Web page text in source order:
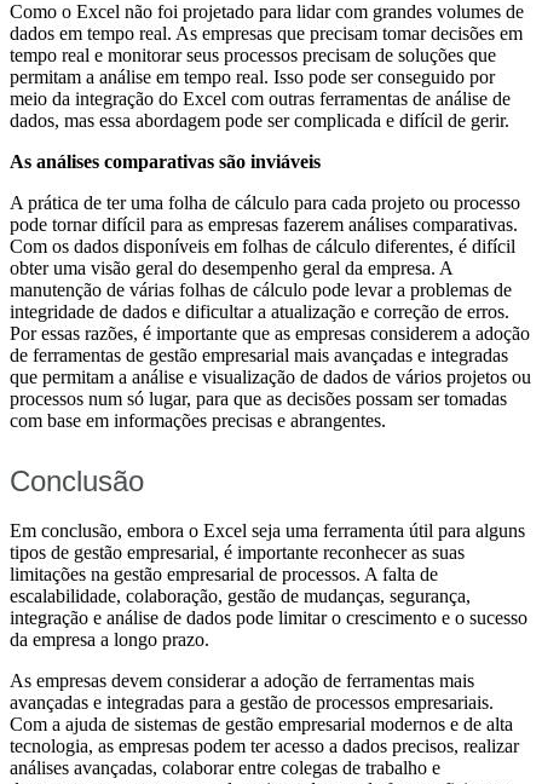
Como o Excel não foi projetado para lidar com grandes volumes de
dados em tempo real. As empresas que precisam tomar decisões em
tempo real e monitorar seus processos precisam de soluções que
permitam a análise em tempo real. Isso pode ser conseguido por
meio da integração do Excel com outras ferramentas de análise de
dados, mas essa abordagem pode ser complicada e difícil de gerir.
As análises comparativas são inviáveis
A prática de ter uma folha de cálculo para cada projeto ou processo
pode tornar difícil para as empresas fazerem análises comparativas.
Com os dados disponíveis em folhas de cálculo diferentes, é difícil
obter uma visão geral do desempenho geral da empresa. A
manutenção de várias folhas de cálculo pode levar a problemas de
integridade de dados e dificultar a atualização e correção de erros.
Por essas razões, é importante que as empresas considerem a adoção
de ferramentas de gestão empresarial mais avançadas e integradas
que permitam a análise e visualização de dados de vários projetos ou
processos num só lugar, para que as decisões possam ser tomadas
com base em informações precisas e abrangentes.
Conclusão
Em conclusão, embora o Excel seja uma ferramenta útil para alguns
tipos de gestão empresarial, é importante reconhecer as suas
limitações na gestão empresarial de processos. A falta de
escalabilidade, colaboração, gestão de mudanças, segurança,
integração e análise de dados pode limitar o crescimento e o sucesso
da empresa a longo prazo.
As empresas devem considerar a adoção de ferramentas mais
avançadas e integradas para a gestão de processos empresariais.
Com a ajuda de sistemas de gestão empresarial modernos e de alta
tecnologia, as empresas podem ter acesso a dados precisos, realizar
análises avançadas, colaborar entre colegas de trabalho e